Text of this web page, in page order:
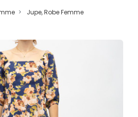
Jupe, Robe Femme